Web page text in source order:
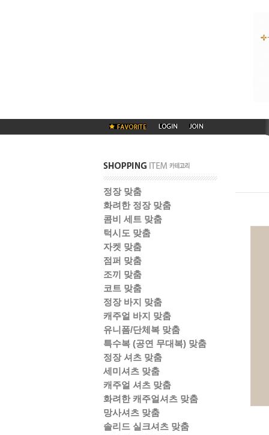
정장 맞춤
화려한 정장 맞춤
콤비 세트 맞춤
턱시도 맞춤
자켓 맞춤
점퍼 맞춤
조끼 맞춤
코트 맞춤
정장 바지 맞춤
캐주얼 바지 맞춤
유니폼/단체복 맞춤
특수복 (공연 무대복) 맞춤
정장 셔츠 맞춤
세미셔츠 맞춤
캐주얼 셔츠 맞춤
화려한 캐주얼셔츠 맞춤
망사셔츠 맞춤
솔리드 실크셔츠 맞춤